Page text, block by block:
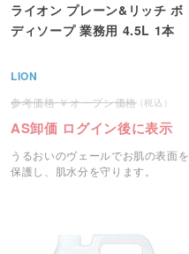
ライオン プレーン&リッチ ボ
ディソープ 業務用 4.5L 1本
LION
オープン価格
AS卸価 ログイン後に表示
うるおいのヴェールでお肌の表面を
保護し、肌水分を守ります。